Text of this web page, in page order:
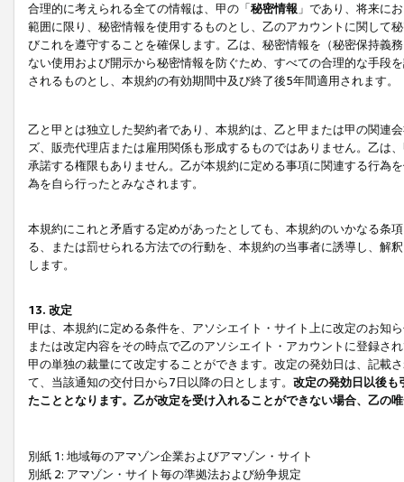
合理的に考えられる全ての情報は、甲の「秘密情報 」であり、将来に
範囲に限り、秘密情報を使用するものとし、乙のアカウントに関して
びこれを遵守することを確保します。乙は、秘密情報を（秘密保持義
ない使用および開示から秘密情報を防ぐため、すべての合理的な手段
されるものとし、本規約の有効期間中及び終了後5年間適用されます。
乙と甲とは独立した契約者であり、本規約は、乙と甲または甲の関連
ズ、販売代理店または雇用関係も形成するものではありません。乙は
承諾する権限もありません。乙が本規約に定める事項に関連する行為
為を自ら行ったとみなされます。
本規約にこれと矛盾する定めがあったとしても、本規約のいかなる条
る、または罰せられる方法での行動を、本規約の当事者に誘導し、解
します。
13. 改定
甲は、本規約に定める条件を、アソシエイト・サイト上に改定のお知
または改定内容をその時点で乙のアソシエイト・アカウントに登録さ
甲の単独の裁量にて改定することができます。改定の発効日は、記載
て、当該通知の交付日から7日以降の日とします。 改定の発効日以後も
たこととなります。乙が改定を受け入れることができない場合、乙の
別紙 1: 地域毎のアマゾン企業およびアマゾン・サイト
別紙 2: アマゾン・サイト毎の準拠法および紛争規定